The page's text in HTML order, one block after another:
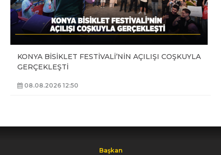
KONYA BİSİKLET FESTİVALİ’NİN AÇILIŞI COŞKUYLA
GERÇEKLEŞTİ
08.08.2026 12:50
Başkan